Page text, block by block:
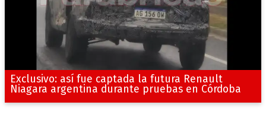
Exclusivo: así fue captada la futura Renault
Niagara argentina durante pruebas en Córdoba